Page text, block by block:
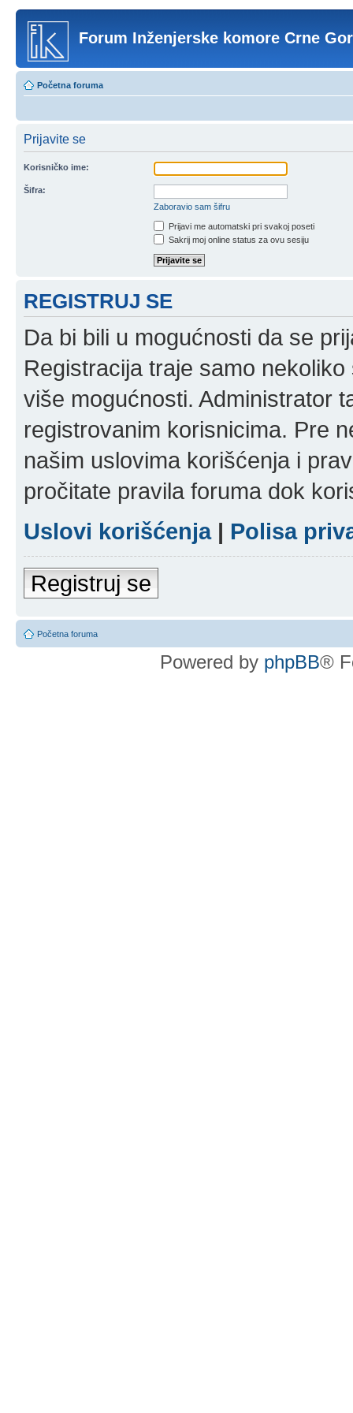
Forum Inženjerske komore Crne
Početna foruma
Prijavite se
Korisničko ime:
Šifra:
Zaboravio sam šifru
Prijavi me automatski pri svakoj poseti
Sakrij moj online status za ovu sesiju
REGISTRUJ SE
Da bi bili u mogućnosti da se
Registracija traje samo
više mogućnosti. Administrator
registrovanim korisnicima. Pre
našim uslovima korišćenja i
pročitate pravila foruma dok
Uslovi korišćenja| Polisa
Registruj se
Početna foruma
Powered by phpBB®